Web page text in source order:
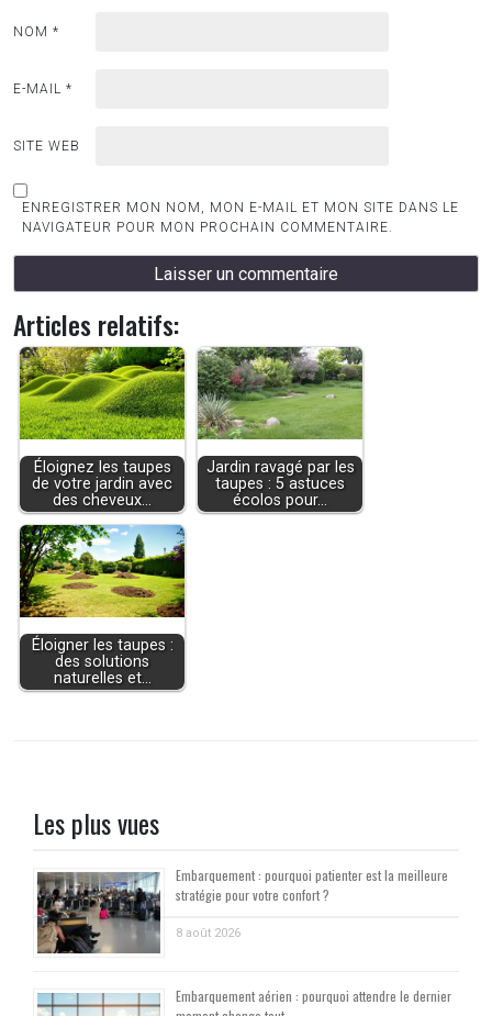
NOM *
E-MAIL *
SITE WEB
ENREGISTRER MON NOM, MON E-MAIL ET MON SITE DANS LE
NAVIGATEUR POUR MON PROCHAIN COMMENTAIRE.
Articles relatifs:
Éloignez les taupes
de votre jardin avec
des cheveux…
Jardin ravagé par les
taupes : 5 astuces
écolos pour…
Éloigner les taupes :
des solutions
naturelles et…
Les plus vues
Embarquement : pourquoi patienter est la meilleure
stratégie pour votre confort ?
8 août 2026
Embarquement aérien : pourquoi attendre le dernier